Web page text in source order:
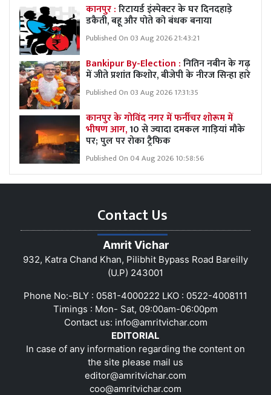
कानपुर :रिटायर्ड इंस्पेक्टर के घर दिनदहाड़े
डकैती, बहू और पोते को बंधक बनाया
Published On 03 Aug 2026 21:43:21
Bankipur By-Election :नितिन नबीन के गढ़
में जीते प्रशांत किशोर, बीजेपी के नीरज सिन्हा हारे
Published On 03 Aug 2026 17:31:35
कानपुर के गोविंद नगर में फर्नीचर शोरूम में
भीषण आग,10 से ज्यादा दमकल गाड़ियां मौके
पर; पुल पर रोका ट्रैफिक
Published On 04 Aug 2026 10:58:56
Contact Us
Amrit Vichar
932, Katra Chand Khan, Pilibhit Bypass Road Bareilly
(U.P) 243001
Phone No:-BLY : 0581-4000222 LKO : 0522-4008111
Timings : Mon- Sat, 09:00am-06:00pm
Contact us: info@amritvichar.com
EDITORIAL
In case of any information regarding the content on
the site please mail us
editor@amritvichar.com
coo@amritvichar.com